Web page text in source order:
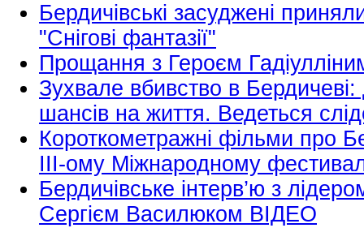
Бердичівські засуджені
"Снігові фантазії"
Прощання з Героєм
Зухвале вбивство в Бердичеві:
шансів на життя. Ведеться
Короткометражні фільми про
ІІІ-ому Міжнародному
Бердичівське інтерв’ю з
Сергієм Василюком ВІДЕО